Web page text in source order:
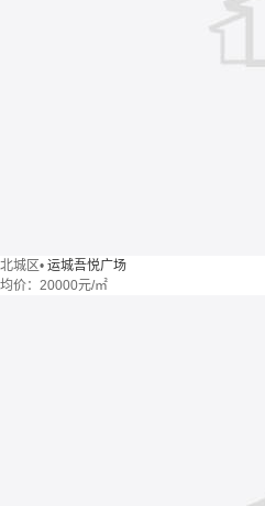
北城区• 运城吾悦广场
均价： 20000元/㎡